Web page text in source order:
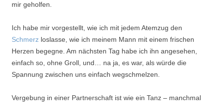
mir geholfen.
Ich habe mir vorgestellt, wie ich mit jedem Atemzug den
Schmerz loslasse, wie ich meinem Mann mit einem frischen
Herzen begegne. Am nächsten Tag habe ich ihn angesehen,
einfach so, ohne Groll, und… na ja, es war, als würde die
Spannung zwischen uns einfach wegschmelzen.
Vergebung in einer Partnerschaft ist wie ein Tanz – manchmal